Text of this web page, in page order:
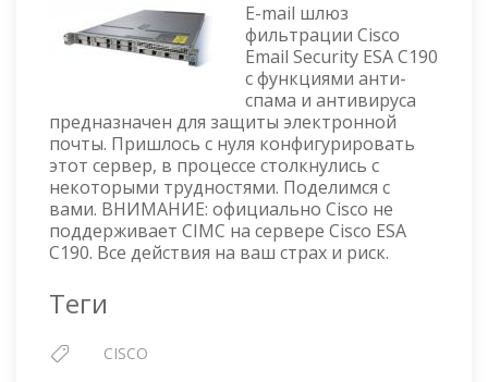
C190
—
НАСТРОЙКА
CIMС
НА
ВЫДЕЛЕННОМ
ПОРТУ
RPC
E-mail шлюз
фильтрации Cisco
Email Security ESA C190
с функциями анти-
спама и антивируса
предназначен для защиты электронной
почты. Пришлось с нуля конфигурировать
этот сервер, в процессе столкнулись с
некоторыми трудностями. Поделимся с
вами. ВНИМАНИЕ: официально Cisco не
поддерживает CIMC на сервере Cisco ESA
C190. Все действия на ваш страх и риск.
Теги
CISCO